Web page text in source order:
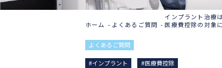
ホーム よくあるご質問
インプラント治療
医療費控除の対象
よくあるご質問
#インプラント #医療費控除